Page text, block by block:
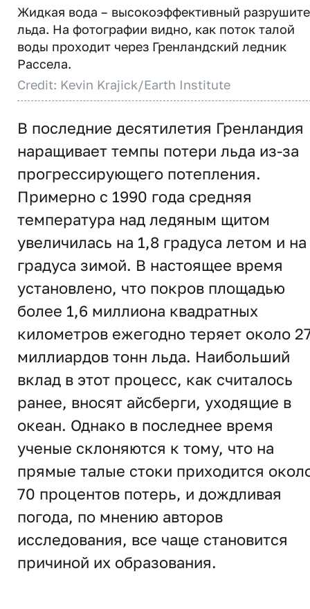
Жидкая вода – высокоэффективный
льда. На фотографии видно, как поток талой
воды проходит через Гренландский ледник
Рассела.
Credit: Kevin Krajick/Earth Institute
В последние десятилетия Гренландия
наращивает темпы потери льда из-за
прогрессирующего потепления.
Примерно с 1990 года средняя
температура над ледяным щитом
увеличилась на 1,8 градуса летом и
градуса зимой. В настоящее время
установлено, что покров площадью
более 1,6 миллиона квадратных
километров ежегодно теряет около
миллиардов тонн льда. Наибольший
вклад в этот процесс, как считалось
ранее, вносят айсберги, уходящие в
океан. Однако в последнее время
ученые склоняются к тому, что на
прямые талые стоки приходится
70 процентов потерь, и дождливая
погода, по мнению авторов
исследования, все чаще становится
причиной их образования.